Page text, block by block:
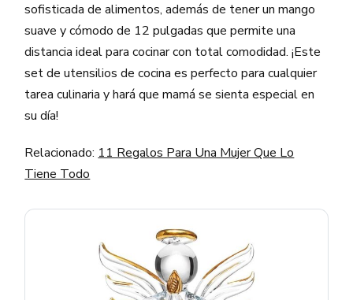
sofisticada de alimentos, además de tener un mango
suave y cómodo de 12 pulgadas que permite una
distancia ideal para cocinar con total comodidad. ¡Este
set de utensilios de cocina es perfecto para cualquier
tarea culinaria y hará que mamá se sienta especial en
su día!
Relacionado:11 Regalos Para Una Mujer Que Lo
Tiene Todo